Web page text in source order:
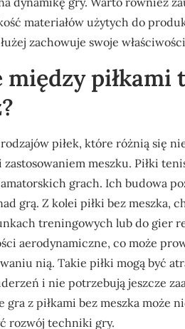
materiałów użytych do
zachowuje swoje
między piłkami
piłek, które różnią się
meszku. Piłki
grach. Ich budowa
grą. Z kolei piłki bez meszka,
treningowych lub do gier
aerodynamiczne, co może
nią. Takie piłki mogą być
i nie potrzebują jeszcze
gra z piłkami bez meszka może
rozwój techniki gry.